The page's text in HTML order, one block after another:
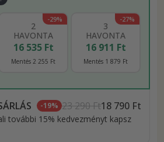
-29%
2
HAVONTA
16 535 Ft
Mentés 2 255 Ft
-27%
3
HAVONTA
16 911 Ft
Mentés 1 879 Ft
-19% 23 290 Ft18 790 Ft
további 15% kedvezményt kapsz